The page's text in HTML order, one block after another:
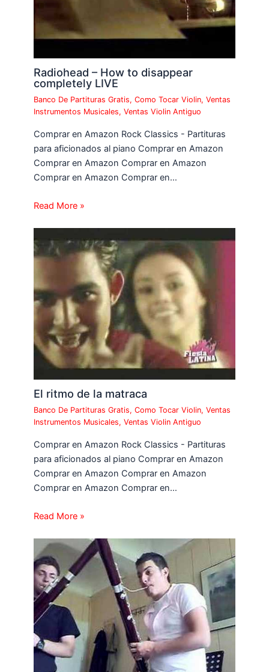
Radiohead – How to disappear
completely LIVE
Banco De Partituras Gratis,Como Tocar Violin,Ventas
Instrumentos Musicales,Ventas Violin Antiguo
Comprar en Amazon Rock Classics - Partituras
para aficionados al piano Comprar en Amazon
Comprar en Amazon Comprar en Amazon
Comprar en Amazon Comprar en…
Read More »
El ritmo de la matraca
Banco De Partituras Gratis,Como Tocar Violin,Ventas
Instrumentos Musicales,Ventas Violin Antiguo
Comprar en Amazon Rock Classics - Partituras
para aficionados al piano Comprar en Amazon
Comprar en Amazon Comprar en Amazon
Comprar en Amazon Comprar en…
Read More »